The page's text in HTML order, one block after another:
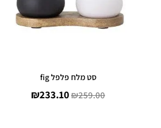
סט מלח פלפל fig
₪259.00
₪233.10